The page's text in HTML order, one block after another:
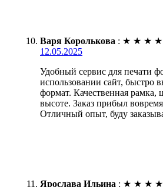
Варя Королькова : ★ ★ ★ ★
12.05.2025
Удобный сервис для печати
использовании сайт, быстро
формат. Качественная рамка,
высоте. Заказ прибыл
Отличный опыт, буду
Ярослава Ильина : ★ ★ ★ ★